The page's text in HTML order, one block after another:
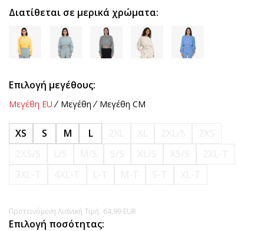
Διατίθεται σε μερικά χρώματα:
Επιλογή μεγέθους:
Μεγέθη EU Μεγέθη Μεγέθη CM
XS S M L
Προτεινόμενη Λιανική Τιμή: 64,99 EUR
Επιλογή ποσότητας: